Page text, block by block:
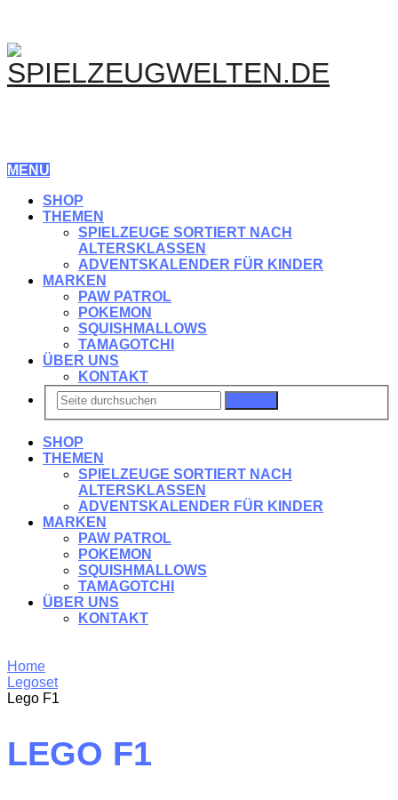
MENU
SHOP
THEMEN
SPIELZEUGE SORTIERT NACH
ALTERSKLASSEN
ADVENTSKALENDER FÜR KINDER
MARKEN
PAW PATROL
POKEMON
SQUISHMALLOWS
TAMAGOTCHI
ÜBER UNS
KONTAKT
SHOP
THEMEN
SPIELZEUGE SORTIERT NACH
ALTERSKLASSEN
ADVENTSKALENDER FÜR KINDER
MARKEN
PAW PATROL
POKEMON
SQUISHMALLOWS
TAMAGOTCHI
ÜBER UNS
KONTAKT
Home
Legoset
Lego F1
LEGO F1